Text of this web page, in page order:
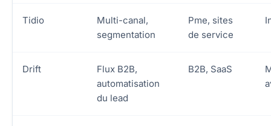
Tidio
Multi-canal,
segmentation
Pme, sites
de service
Drift
Flux B2B,
automatisation
du lead
B2B, SaaS